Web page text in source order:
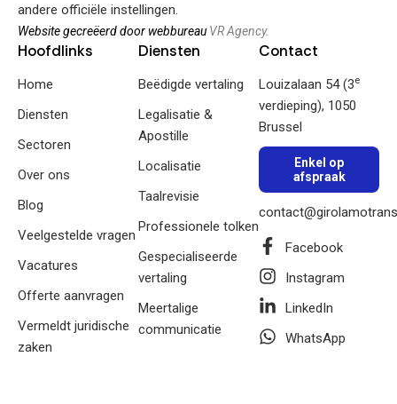
andere officiële instellingen.
Website gecreëerd door webbureau VR Agency.
Hoofdlinks
Home
Diensten
Sectoren
Over ons
Blog
Veelgestelde vragen
Vacatures
Offerte aanvragen
Vermeldt juridische
zaken
Diensten
Beëdigde vertaling
Legalisatie &
Apostille
Localisatie
Taalrevisie
Professionele tolken
Gespecialiseerde
vertaling
Meertalige
communicatie
Contact
Louizalaan 54 (3e
verdieping), 1050
Brussel
Enkel op
afspraak
Facebook
Instagram
LinkedIn
WhatsApp